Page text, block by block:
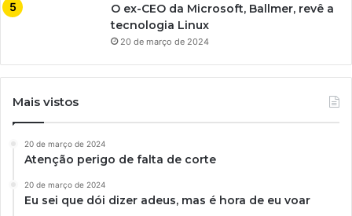
O ex-CEO da Microsoft, Ballmer, revê a
tecnologia Linux
20 de março de 2024
Mais vistos
20 de março de 2024
Atenção perigo de falta de corte
20 de março de 2024
Eu sei que dói dizer adeus, mas é hora de eu voar